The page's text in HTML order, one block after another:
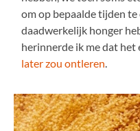
om op bepaalde tijden
daadwerkelijk honger
herinnerde ik me dat het
later zou ontleren